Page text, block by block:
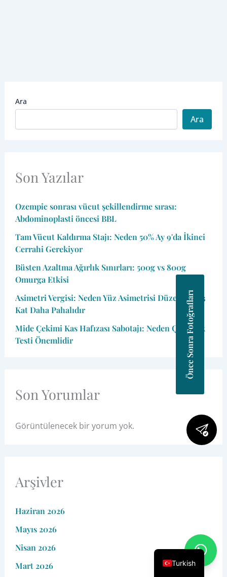
Ara
Ara
Son Yazılar
Ozempic sonrası vücut şekillendirme sırası:
Abdominoplasti öncesi BBL
Tam Vücut Kaldırma Stajı: Neden 50% Ay 9'da İkinci
Cerrahi Gerekiyor
Büsten Azaltma Ağırlık Sınırları: 500g vs 800g
Omurga Etkisi
Asimetri Vergisi: Neden Yüz Asimetrisi Düzeltmesi 3
Kat Daha Pahalıdır
Mide Çekimi Kas Hafızası Sabotajı: Neden Çekirdek
Testi Önemlidir
Son Yorumlar
Görüntülenecek bir yorum yok.
Arşivler
Haziran 2026
Mayıs 2026
Nisan 2026
Mart 2026
Önce Sonra Fotoğrafları
Turkish